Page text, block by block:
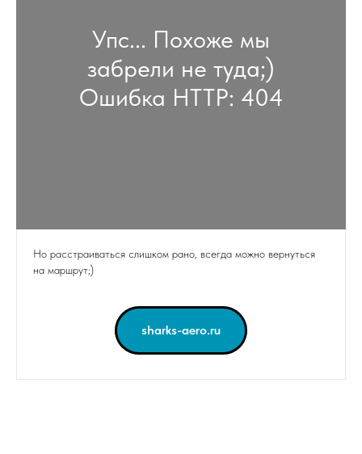
Упс... Похоже мы
забрели не туда;)
Ошибка HTTP: 404
Но расстраиваться слишком рано, всегда можно вернуться
на маршрут;)
sharks-aero.ru